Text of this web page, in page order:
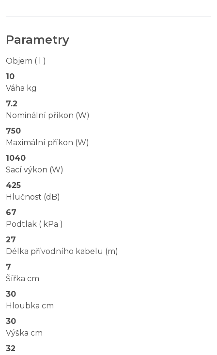
Parametry
Objem ( l )
10
Váha kg
7.2
Nominální příkon (W)
750
Maximální příkon (W)
1040
Sací výkon (W)
425
Hlučnost (dB)
67
Podtlak ( kPa )
27
Délka přívodního kabelu (m)
7
Šířka cm
30
Hloubka cm
30
Výška cm
32